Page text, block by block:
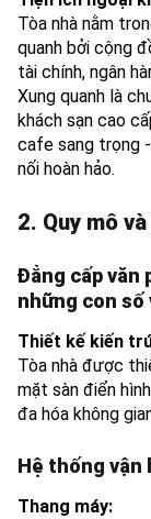
Tòa nhà nằm
quanh bởi cộng
tài chính, ngân
Xung quanh là
khách sạn cao
cafe sang trọng
nối hoàn hảo.
2. Quy mô
Đẳng cấp văn
những con số
Thiết kế kiến
Tòa nhà được
mặt sàn điển
đa hóa không
Hệ thống vận
Thang máy: